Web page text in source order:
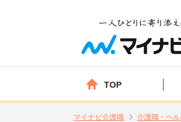
TOP
マイナビ介護職 介護職・ヘ